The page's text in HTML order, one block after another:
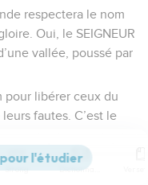
respectera le nom
Oui, le SEIGNEUR
vallée, poussé par
pour libérer ceux du
fautes. C’est le
l’engagement que je
Strong